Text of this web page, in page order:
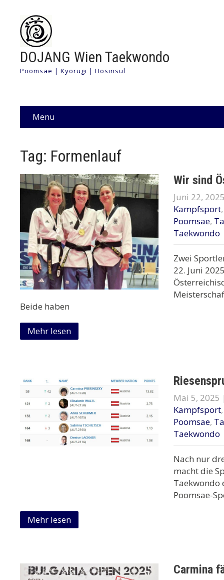
DOJANG Wien Taekwondo
Poomsae | Kyorugi | Hosinsul
Menu
Tag: Formenlauf
Wir sind
Juni 22,
Kampfsport
Poomsae,
Taekwondo
Zwei
22. Juni
Beide haben
Mehr lesen
Mai 5, 2025
Kampfsport
Poomsae,
Taekwondo
Nach nur
macht die
Taekwondo
Poomsae-
Mehr lesen
Carmina